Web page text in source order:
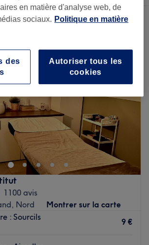
cire à Lieu-Saint-Amand, Nord
1100 avis
Nord
Montrer sur la carte
: Sourcils
9 €
en matière d'analyse web, de
sociaux. Politique en matière
Autoriser tous les
cookies
des